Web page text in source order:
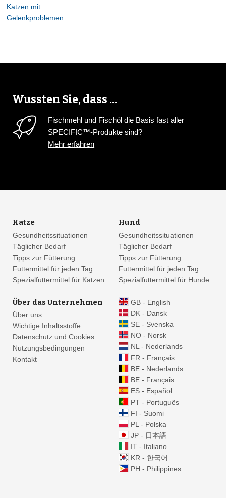
41
41
25
6
4
Katzen mit
Gelenkproblemen
Wussten Sie, dass ...
Fischmehl und Fischöl die Basis fast aller
SPECIFIC™-Produkte sind?
Mehr erfahren
Katze
Gesundheitssituationen
Täglicher Bedarf
Tipps zur Fütterung
Futtermittel für jeden Tag
Spezialfuttermittel für Katzen
Hund
Gesundheitssituationen
Täglicher Bedarf
Tipps zur Fütterung
Futtermittel für jeden Tag
Spezialfuttermittel für Hunde
Über das Unternehmen
Über uns
Wichtige Inhaltsstoffe
Datenschutz und Cookies
Nutzungsbedingungen
Kontakt
GB - English
DK - Dansk
SE - Svenska
NO - Norsk
NL - Nederlands
FR - Français
BE - Nederlands
BE - Français
ES - Español
PT - Português
FI - Suomi
PL - Polska
JP - 日本語
IT - Italiano
KR - 한국어
PH - Philippines